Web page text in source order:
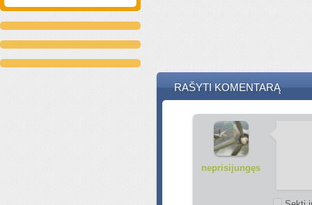
RAŠYTI KOMENTARĄ
neprisijungęs